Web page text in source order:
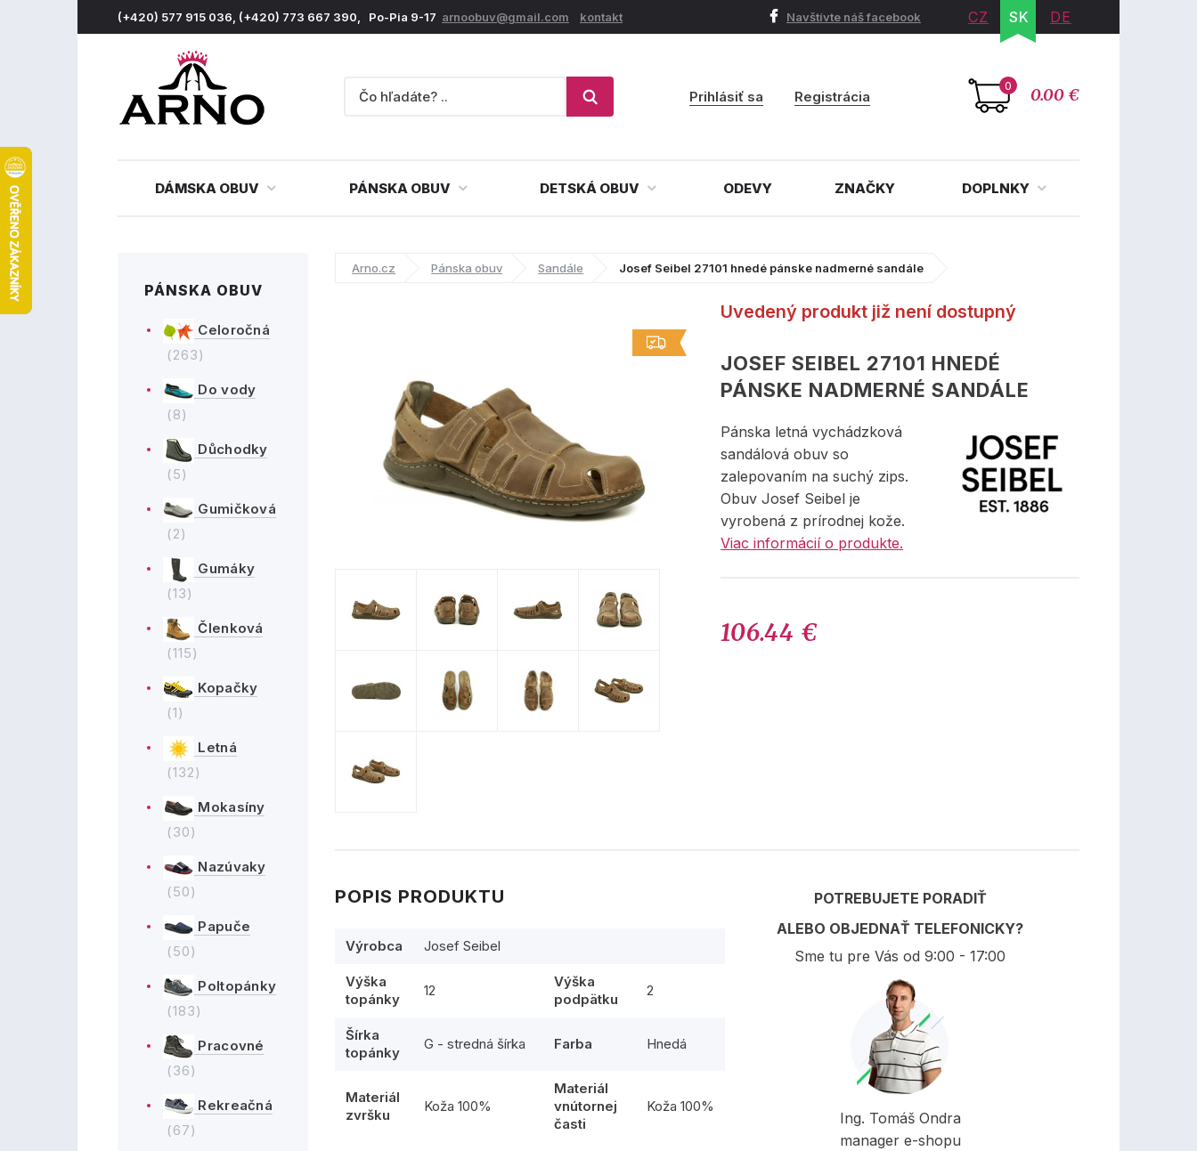
(+420) 577 915 036, (+420) 773 667 390, Po-Pia 9-17 arnoobuv@gmail.com kontakt Navštívte náš facebook CZ SK DE
0 0.00 €
Prihlásiť sa Registrácia
DÁMSKA OBUV PÁNSKA OBUV DETSKÁ OBUV ODEVY ZNAČKY DOPLNKY
PÁNSKA OBUV
Celoročná
(263)
Do vody
(8)
Důchodky
(5)
Gumičková
(2)
Gumáky
(13)
Členková
(115)
Kopačky
(1)
Letná
(132)
Mokasíny
(30)
Nazúvaky
(50)
Papuče
(50)
Poltopánky
(183)
Pracovné
(36)
Rekreačná
(67)
Arno.cz Pánska obuv Sandále Josef Seibel 27101 hnedé pánske nadmerné sandále
Uvedený produkt již není dostupný
JOSEF SEIBEL 27101 HNEDÉ
PÁNSKE NADMERNÉ SANDÁLE
Pánska letná vychádzková
sandálová obuv so
zalepovaním na suchý zips.
Obuv Josef Seibel je
vyrobená z prírodnej kože.
Viac informácií o produkte.
106.44 €
POPIS PRODUKTU
Výrobca Josef Seibel
Výška
topánky
12
Výška
podpätku
2
Šírka
topánky
G - stredná šírka Farba Hnedá
Materiál
zvršku
Koža 100%
Materiál
vnútornej
časti
Koža 100%
POTREBUJETE PORADIŤ
ALEBO OBJEDNAŤ TELEFONICKY?
Sme tu pre Vás od 9:00 - 17:00
Ing. Tomáš Ondra
manager e-shopu